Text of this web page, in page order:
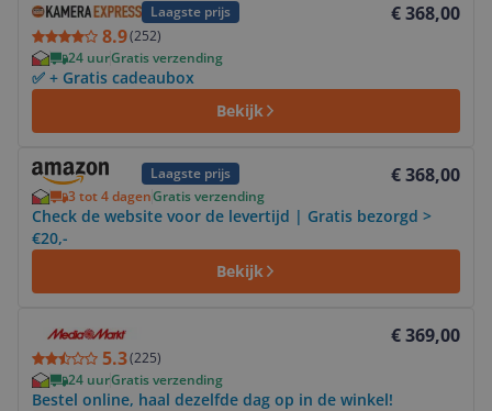
Laagste prijs
8.9(252)
€ 368,00
24 uurGratis verzending
✅ + Gratis cadeaubox
Bekijk
Laagste prijs € 368,00
3 tot 4 dagenGratis verzending
Check de website voor de levertijd | Gratis bezorgd >
€20,-
Bekijk
Bekijk product
5.3(225)
€ 369,00
24 uurGratis verzending
Bestel online, haal dezelfde dag op in de winkel!